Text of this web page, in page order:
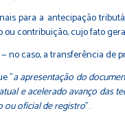
para a antecipação
contribuição, cujo fato
caso, a transferência de
"a apresentação do
e acelerado avanço das
ou oficial de registro".